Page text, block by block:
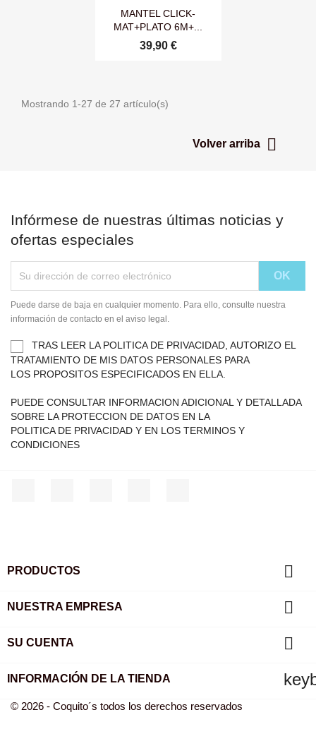
 Vista rápida
MANTEL CLICK-
MAT+PLATO 6M+...
39,90 €
Mostrando 1-27 de 27 artículo(s)
Volver arriba 
Infórmese de nuestras últimas noticias y
ofertas especiales
Puede darse de baja en cualquier momento. Para ello, consulte nuestra
información de contacto en el aviso legal.
TRAS LEER LA POLITICA DE PRIVACIDAD, AUTORIZO EL
TRATAMIENTO DE MIS DATOS PERSONALES PARA
LOS PROPOSITOS ESPECIFICADOS EN ELLA.
PUEDE CONSULTAR INFORMACION ADICIONAL Y DETALLADA
SOBRE LA PROTECCION DE DATOS EN LA
POLITICA DE PRIVACIDAD Y EN LOS TERMINOS Y
CONDICIONES
PRODUCTOS 
NUESTRA EMPRESA 
SU CUENTA 
INFORMACIÓN DE LA TIENDA
© 2026 - Coquito´s todos los derechos reservados